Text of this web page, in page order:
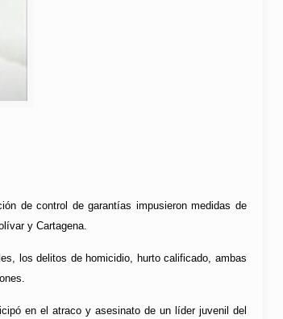
de control de garantías impusieron medidas de
y Cartagena.
los delitos de homicidio, hurto calificado, ambas
en el atraco y asesinato de un líder juvenil del